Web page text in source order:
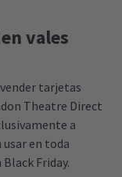
vales
tarjetas
Theatre Direct
a
usar en toda
Friday.